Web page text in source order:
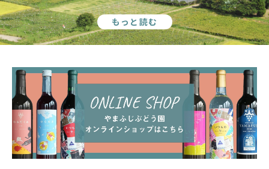
もっと読む